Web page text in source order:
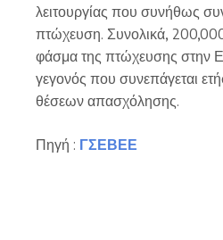
λειτουργίας που συνήθως
πτώχευση. Συνολικά,
φάσμα της πτώχευσης στην
γεγονός που συνεπάγεται
θέσεων απασχόλησης.
Πηγή : ΓΣΕΒΕΕ